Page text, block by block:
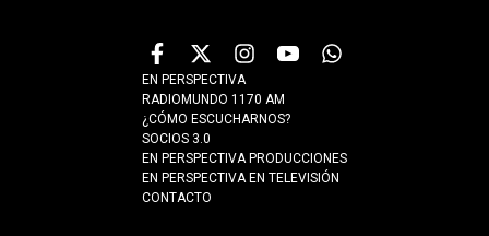
EN PERSPECTIVA
RADIOMUNDO 1170 AM
¿CÓMO ESCUCHARNOS?
SOCIOS 3.0
EN PERSPECTIVA PRODUCCIONES
EN PERSPECTIVA EN TELEVISIÓN
CONTACTO